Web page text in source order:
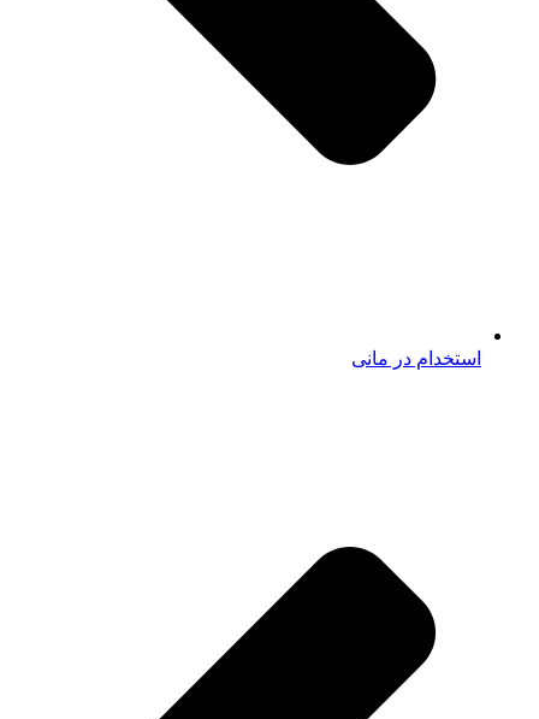
استخدام در مانی